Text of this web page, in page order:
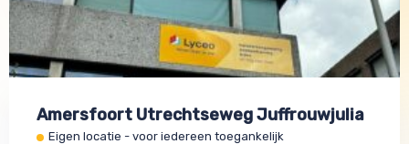
Amersfoort Utrechtseweg Juffrouwjulia
Eigen locatie - voor iedereen toegankelijk